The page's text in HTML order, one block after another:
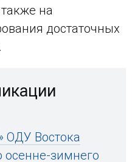
на
достаточных
ОДУ Востока
осенне-зимнего